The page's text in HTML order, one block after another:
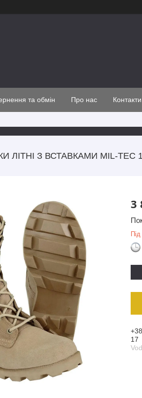
та обмін Про нас Контакти
ЛІТНІ З ВСТАВКАМИ MIL-TEC
3
17